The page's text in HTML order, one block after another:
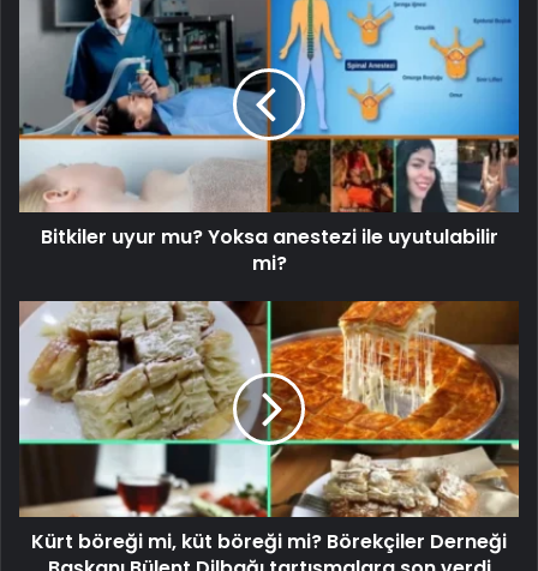
Bitkiler uyur mu? Yoksa anestezi ile uyutulabilir
mi?
Kürt böreği mi, küt böreği mi? Börekçiler Derneği